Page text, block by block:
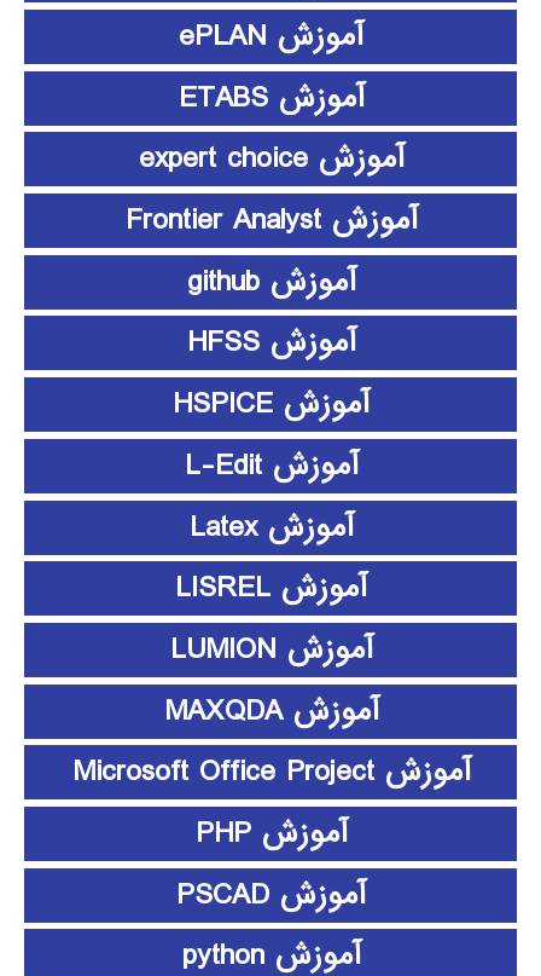
آموزش ePLAN
آموزش ETABS
آموزش expert choice
آموزش Frontier Analyst
آموزش github
آموزش HFSS
آموزش HSPICE
آموزش L-Edit
آموزش Latex
آموزش LISREL
آموزش LUMION
آموزش MAXQDA
آموزش Microsoft Office Project
آموزش PHP
آموزش PSCAD
آموزش python